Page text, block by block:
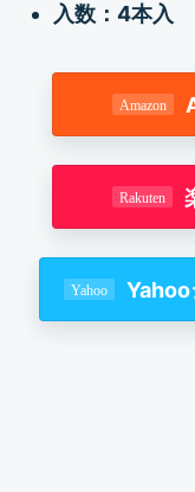
入数：4本入
Yahoo